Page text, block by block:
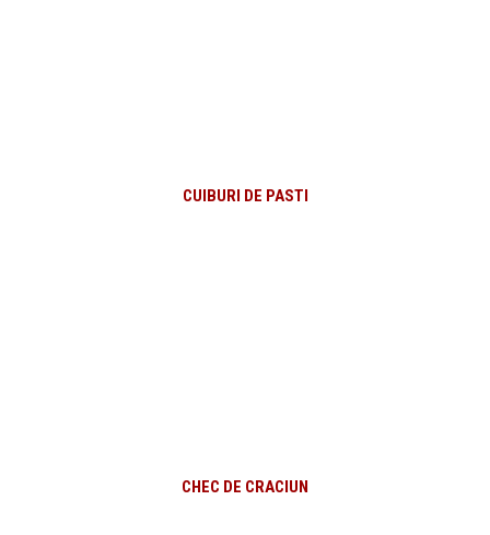
CUIBURI DE PASTI
CHEC DE CRACIUN